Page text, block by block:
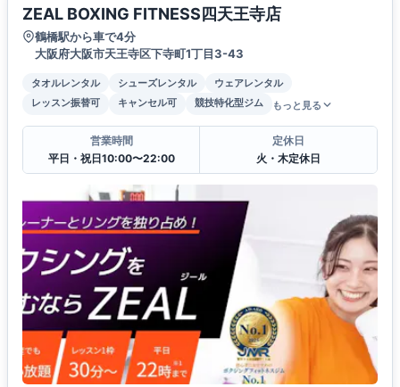
ZEAL BOXING FITNESS四天王寺店
鶴橋駅から車で4分
大阪府大阪市天王寺区下寺町1丁目3-43
タオルレンタル シューズレンタル
ウェアレンタル
レッスン振替可
キャンセル可 競技特化型ジム もっと見る
営業時間
平日・祝日10:00〜22:00
定休日
火・木定休日